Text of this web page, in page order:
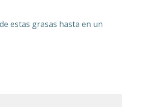
estas grasas hasta en un